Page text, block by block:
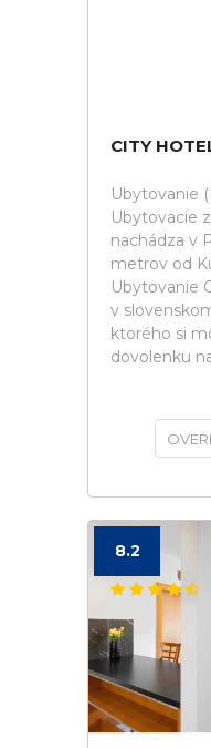
CITY
Ubytovanie
Ubytovacie
nachádza v
metrov od
Ubytovanie
v
ktorého si
dovolenku
8.2